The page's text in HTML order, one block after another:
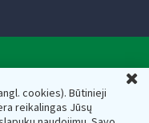
cookies). Būtinieji
reikalingas Jūsų
— 188659752,